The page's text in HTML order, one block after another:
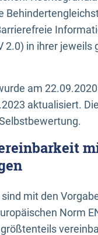
2.0) in ihrer jeweils
am
aktualisiert.
mit den
Norm